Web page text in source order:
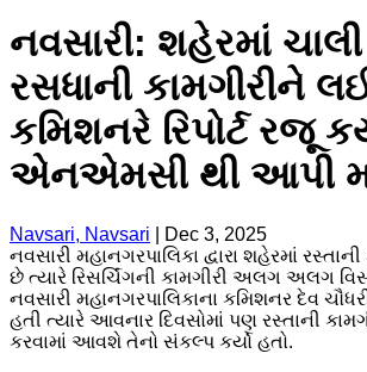
નવસારી: શહેરમાં
રસધાની કામગીરીને
કમિશનરે રિપોર્ટ રજૂ
એનએમસી થી આપી
Navsari, Navsari
Dec 3, 2025
નવસારી મહાનગરપાલિકા દ્વારા શહેરમાં રસ્તાની
છે ત્યારે રિસર્ચિંગની કામગીરી અલગ અલગ
નવસારી મહાનગરપાલિકાના કમિશનર દેવ
હતી ત્યારે આવનાર દિવસોમાં પણ રસ્તાની
કરવામાં આવશે તેનો સંકલ્પ કર્યો હતો.